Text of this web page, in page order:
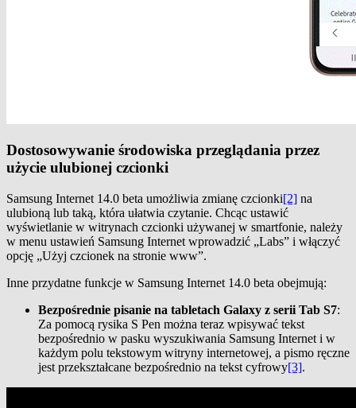
Dostosowywanie środowiska przeglądania przez
użycie ulubionej czcionki
Samsung Internet 14.0 beta umożliwia zmianę czcionki[2] na
ulubioną lub taką, która ułatwia czytanie. Chcąc ustawić
wyświetlanie w witrynach czcionki używanej w smartfonie, należy
w menu ustawień Samsung Internet wprowadzić „Labs” i włączyć
opcję „Użyj czcionek na stronie www”.
Inne przydatne funkcje w Samsung Internet 14.0 beta obejmują:
Bezpośrednie pisanie na tabletach Galaxy z serii Tab S7:
Za pomocą rysika S Pen można teraz wpisywać tekst
bezpośrednio w pasku wyszukiwania Samsung Internet i w
każdym polu tekstowym witryny internetowej, a pismo ręczne
jest przekształcane bezpośrednio na tekst cyfrowy[3].